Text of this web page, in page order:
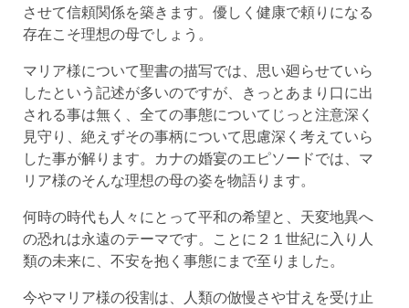
させて信頼関係を築きます。優しく健康で頼りになる
存在こそ理想の母でしょう。
マリア様について聖書の描写では、思い廻らせていら
したという記述が多いのですが、きっとあまり口に出
される事は無く、全ての事態についてじっと注意深く
見守り、絶えずその事柄について思慮深く考えていら
した事が解ります。カナの婚宴のエピソードでは、マ
リア様のそんな理想の母の姿を物語ります。
何時の時代も人々にとって平和の希望と、天変地異へ
の恐れは永遠のテーマです。ことに２１世紀に入り人
類の未来に、不安を抱く事態にまで至りました。
今やマリア様の役割は、人類の倣慢さや甘えを受け止